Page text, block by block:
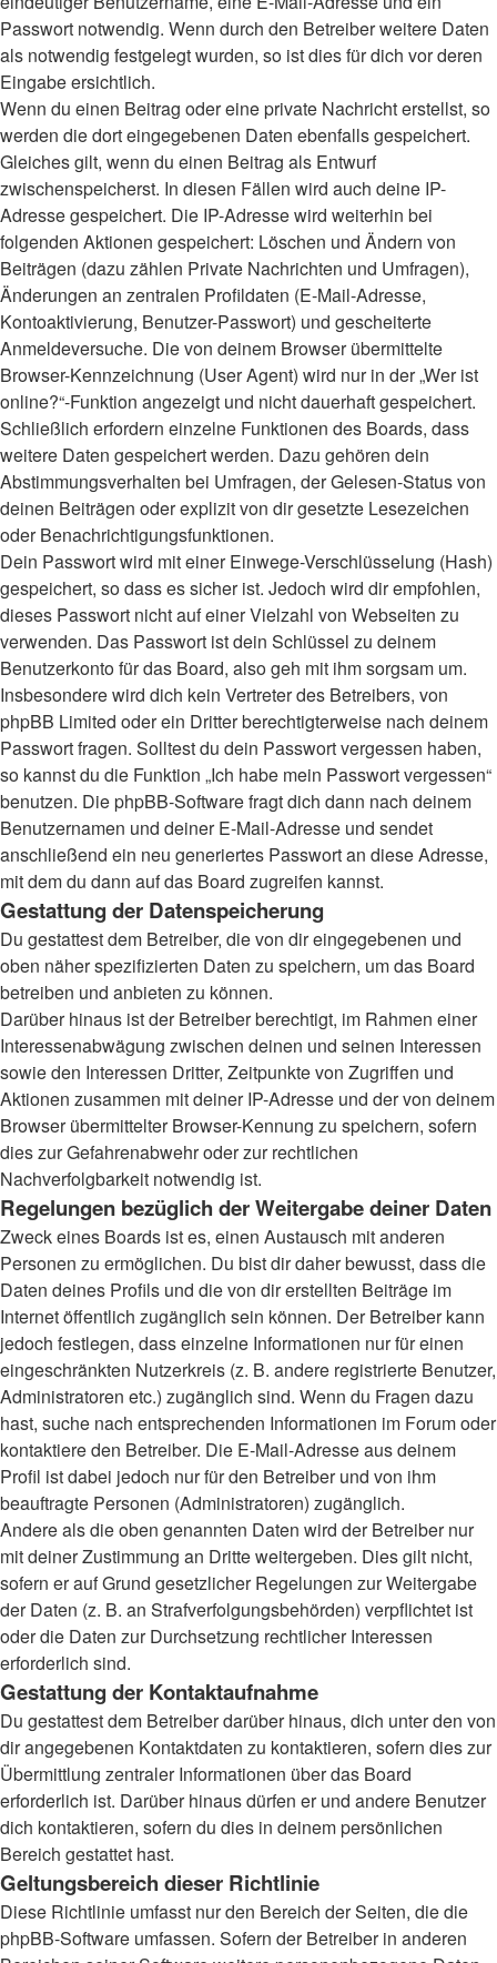
Passwort notwendig. Wenn durch den Betreiber weitere Daten
als notwendig festgelegt wurden, so ist dies für dich vor deren
Eingabe ersichtlich.
Wenn du einen Beitrag oder eine private Nachricht erstellst, so
werden die dort eingegebenen Daten ebenfalls gespeichert.
Gleiches gilt, wenn du einen Beitrag als Entwurf
zwischenspeicherst. In diesen Fällen wird auch deine IP-
Adresse gespeichert. Die IP-Adresse wird weiterhin bei
folgenden Aktionen gespeichert: Löschen und Ändern von
Beiträgen (dazu zählen Private Nachrichten und Umfragen),
Änderungen an zentralen Profildaten (E-Mail-Adresse,
Kontoaktivierung, Benutzer-Passwort) und gescheiterte
Anmeldeversuche. Die von deinem Browser übermittelte
Browser-Kennzeichnung (User Agent) wird nur in der „Wer ist
online?“-Funktion angezeigt und nicht dauerhaft gespeichert.
Schließlich erfordern einzelne Funktionen des Boards, dass
weitere Daten gespeichert werden. Dazu gehören dein
Abstimmungsverhalten bei Umfragen, der Gelesen-Status von
deinen Beiträgen oder explizit von dir gesetzte Lesezeichen
oder Benachrichtigungsfunktionen.
Dein Passwort wird mit einer Einwege-Verschlüsselung (Hash)
gespeichert, so dass es sicher ist. Jedoch wird dir empfohlen,
dieses Passwort nicht auf einer Vielzahl von Webseiten zu
verwenden. Das Passwort ist dein Schlüssel zu deinem
Benutzerkonto für das Board, also geh mit ihm sorgsam um.
Insbesondere wird dich kein Vertreter des Betreibers, von
phpBB Limited oder ein Dritter berechtigterweise nach deinem
Passwort fragen. Solltest du dein Passwort vergessen haben,
so kannst du die Funktion „Ich habe mein Passwort vergessen“
benutzen. Die phpBB-Software fragt dich dann nach deinem
Benutzernamen und deiner E-Mail-Adresse und sendet
anschließend ein neu generiertes Passwort an diese Adresse,
mit dem du dann auf das Board zugreifen kannst.
Gestattung der Datenspeicherung
Du gestattest dem Betreiber, die von dir eingegebenen und
oben näher spezifizierten Daten zu speichern, um das Board
betreiben und anbieten zu können.
Darüber hinaus ist der Betreiber berechtigt, im Rahmen einer
Interessenabwägung zwischen deinen und seinen Interessen
sowie den Interessen Dritter, Zeitpunkte von Zugriffen und
Aktionen zusammen mit deiner IP-Adresse und der von deinem
Browser übermittelter Browser-Kennung zu speichern, sofern
dies zur Gefahrenabwehr oder zur rechtlichen
Nachverfolgbarkeit notwendig ist.
Regelungen bezüglich der Weitergabe deiner Daten
Zweck eines Boards ist es, einen Austausch mit anderen
Personen zu ermöglichen. Du bist dir daher bewusst, dass die
Daten deines Profils und die von dir erstellten Beiträge im
Internet öffentlich zugänglich sein können. Der Betreiber kann
jedoch festlegen, dass einzelne Informationen nur für einen
eingeschränkten Nutzerkreis (z. B. andere registrierte Benutzer,
Administratoren etc.) zugänglich sind. Wenn du Fragen dazu
hast, suche nach entsprechenden Informationen im Forum oder
kontaktiere den Betreiber. Die E-Mail-Adresse aus deinem
Profil ist dabei jedoch nur für den Betreiber und von ihm
beauftragte Personen (Administratoren) zugänglich.
Andere als die oben genannten Daten wird der Betreiber nur
mit deiner Zustimmung an Dritte weitergeben. Dies gilt nicht,
sofern er auf Grund gesetzlicher Regelungen zur Weitergabe
der Daten (z. B. an Strafverfolgungsbehörden) verpflichtet ist
oder die Daten zur Durchsetzung rechtlicher Interessen
erforderlich sind.
Gestattung der Kontaktaufnahme
Du gestattest dem Betreiber darüber hinaus, dich unter den von
dir angegebenen Kontaktdaten zu kontaktieren, sofern dies zur
Übermittlung zentraler Informationen über das Board
erforderlich ist. Darüber hinaus dürfen er und andere Benutzer
dich kontaktieren, sofern du dies in deinem persönlichen
Bereich gestattet hast.
Geltungsbereich dieser Richtlinie
Diese Richtlinie umfasst nur den Bereich der Seiten, die die
phpBB-Software umfassen. Sofern der Betreiber in anderen